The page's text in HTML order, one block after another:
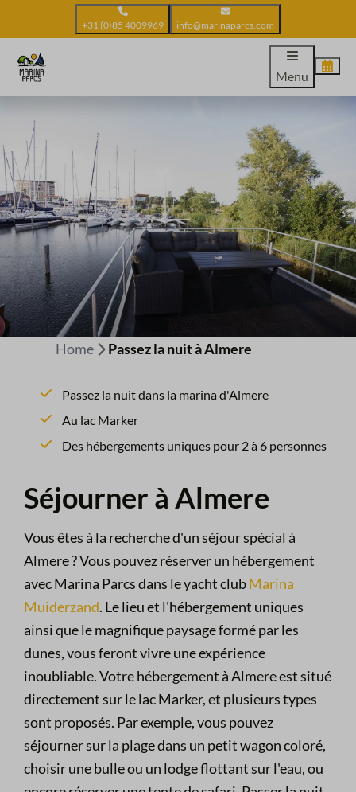
+31 (0)85 4009969 info@marinaparcs.com
Menu
Home Passez la nuit à Almere
Passez la nuit dans la marina d'Almere
Au lac Marker
Des hébergements uniques pour 2 à 6 personnes
Séjourner à Almere
Vous êtes à la recherche d'un séjour spécial à
Almere ? Vous pouvez réserver un hébergement
avec Marina Parcs dans le yacht clubMarina
Muiderzand. Le lieu et l'hébergement uniques
ainsi que le magnifique paysage formé par les
dunes, vous feront vivre une expérience
inoubliable. Votre hébergement à Almere est situé
directement sur le lac Marker, et plusieurs types
sont proposés. Par exemple, vous pouvez
séjourner sur la plage dans un petit wagon coloré,
choisir une bulle ou un lodge flottant sur l'eau, ou